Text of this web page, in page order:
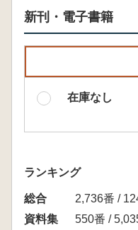
新刊・電子書籍
在庫なし
ランキング
総合
2,736番 /
資料集
550番 /